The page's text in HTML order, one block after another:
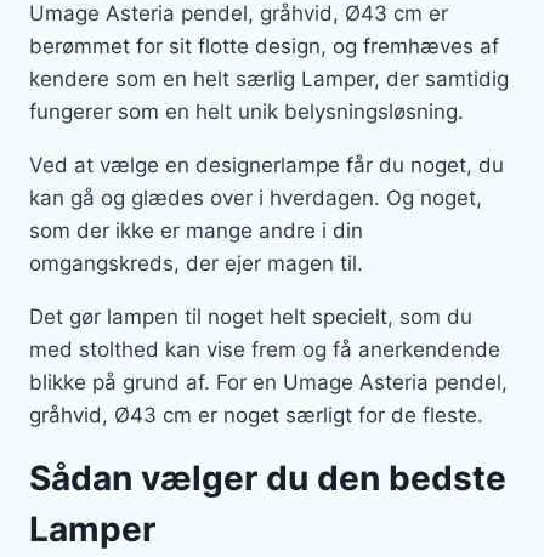
Umage Asteria pendel, gråhvid, Ø43 cm er
berømmet for sit flotte design, og fremhæves af
kendere som en helt særlig Lamper, der samtidig
fungerer som en helt unik belysningsløsning.
Ved at vælge en designerlampe får du noget, du
kan gå og glædes over i hverdagen. Og noget,
som der ikke er mange andre i din
omgangskreds, der ejer magen til.
Det gør lampen til noget helt specielt, som du
med stolthed kan vise frem og få anerkendende
blikke på grund af. For en Umage Asteria pendel,
gråhvid, Ø43 cm er noget særligt for de fleste.
Sådan vælger du den bedste
Lamper